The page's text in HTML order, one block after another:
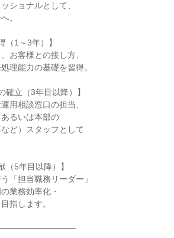
ショナルとして、
。
（1～3年）】
お客様との接し方、
理能力の基礎を習得。
確立（3年目以降）】
用相談窓口の担当、
るいは本部の
ど）スタッフとして
（5年目以降）】
「担当職務リーダー」
業務効率化・
指します。